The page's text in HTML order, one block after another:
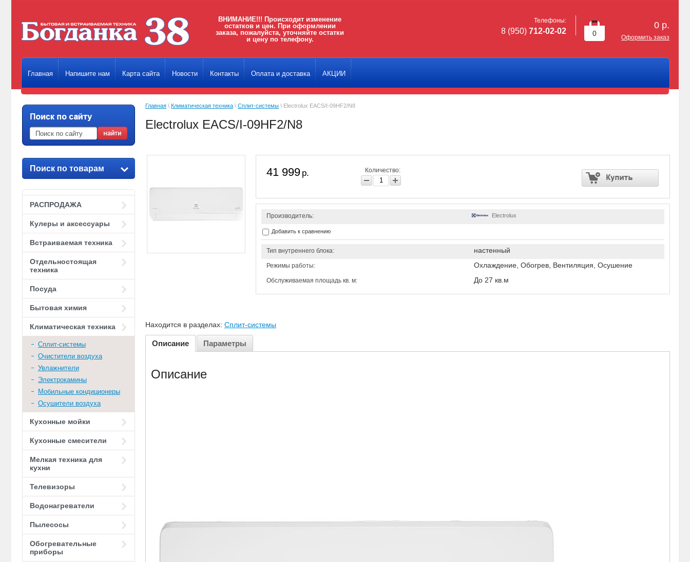
ВНИМАНИЕ!!! Происходит изменение
остатков и цен. При оформлении
заказа, пожалуйста, уточняйте остатки
и цену по телефону.
0
0 р.
Оформить заказ
Телефоны:
8 (950) 712-02-02
Главная Напишите нам Карта сайта Новости Контакты Оплата и доставка АКЦИИ
Поиск по товарам
РАСПРОДАЖА
Кулеры и аксессуары
Встраиваемая техника
Отдельностоящая
техника
Посуда
Бытовая химия
Климатическая техника
Сплит-системы
Очистители воздуха
Увлажнители
Электрокамины
Мобильные кондиционеры
Осушители воздуха
Кухонные мойки
Кухонные смесители
Мелкая техника для
кухни
Телевизоры
Водонагреватели
Пылесосы
Обогревательные
приборы
Главная \ Климатическая техника \ Сплит-системы \ Electrolux EACS/I-09HF2/N8
Electrolux EACS/I-09HF2/N8
41 999 р. Количество:
Производитель: Electrolux
Добавить к сравнению
Тип внутреннего блока: настенный
Режимы работы: Охлаждение, Обогрев, Вентиляция, Осушение
Обслуживаемая площадь кв. м: До 27 кв.м
Находится в разделах: Сплит-системы
Описание Параметры
Описание